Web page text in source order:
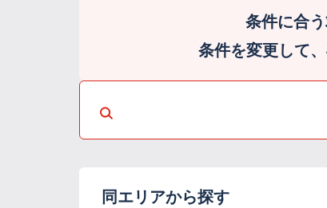
条件に合
条件を変更して
同エリアから探す